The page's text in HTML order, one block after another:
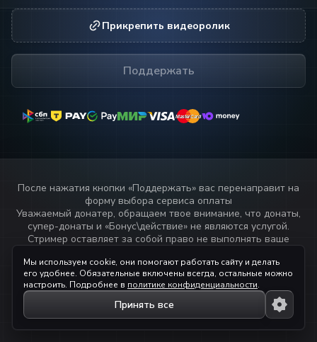
Прикрепить видеоролик
Поддержать
MasterCard
MasterCard
После нажатия кнопки «Поддержать» вас перенаправит на
форму выбора сервиса оплаты
Уважаемый донатер, обращаем твое внимание, что донаты,
супер-донаты и «Бонус\действие» не являются услугой.
Стример оставляет за собой право не выполнять ваше
данный сервис.
Прочитайправила стримера!
© 2023 — 2026 ihaqdonate.com
Мы используем cookie, они помогают работать сайту и делать
его удобнее. Обязательные включены всегда, остальные можно
настроить. Подробнее в политике конфиденциальности.
Принять все